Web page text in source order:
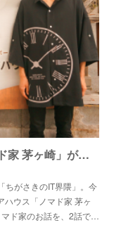
【ノマド家のユートさん】「ノマド家 茅ヶ崎」がついにオープン。住人からオーナーが誕生。
ちがさきのIT界隈」。今
ハウス「ノマド家 茅ヶ
ド家のお話を、2話で…